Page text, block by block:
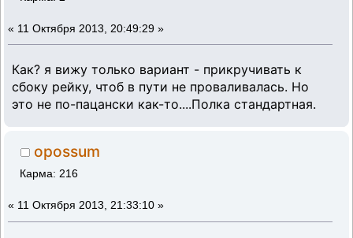
« 11 Октября 2013, 20:49:29 »
Как? я вижу только вариант - прикручивать к
сбоку рейку, чтоб в пути не проваливалась. Но
это не по-пацански как-то....Полка стандартная.
opossum
Карма: 216
« 11 Октября 2013, 21:33:10 »